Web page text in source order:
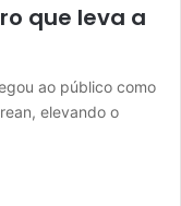
que leva a
ao público como
elevando o